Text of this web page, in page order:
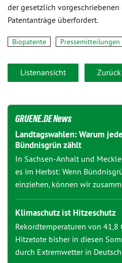
der gesetzlich
Patentanträge überfordert.
Biopatente Pressemitteilungen
Listenansicht Zurück
GRUENE.DE News
Landtagswahlen: Warum
Bündnisgrün zählt
In Sachsen-Anhalt und
es im Herbst: Wenn
einziehen, können wir
Klimaschutz ist Hitzeschutz
Rekordtemperaturen von 41,8
Hitzetote bisher in diesen
durch Extremwetter in